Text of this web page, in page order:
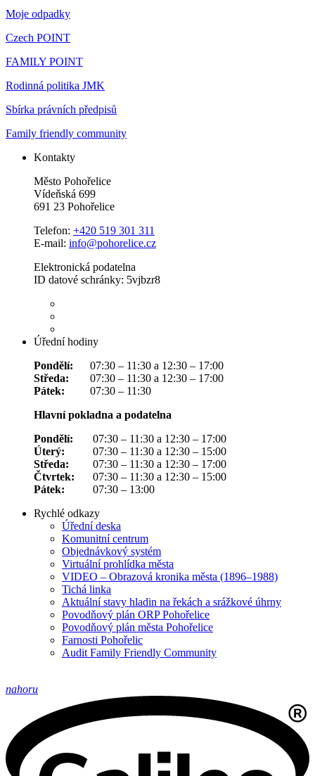
Moje odpadky
Czech POINT
FAMILY POINT
Rodinná politika JMK
Sbírka právních předpisů
Family friendly community
Kontakty
Město Pohořelice
Vídeňská 699
691 23 Pohořelice
Telefon: +420 519 301 311
E-mail: info@pohorelice.cz
Elektronická podatelna
ID datové schránky: 5vjbzr8
Úřední hodiny
Pondělí:
07:30 – 11:30 a 12:30 – 17:00
Středa:
07:30 – 11:30 a 12:30 – 17:00
Pátek:
07:30 – 11:30
Hlavní pokladna a podatelna
Pondělí:
07:30 – 11:30 a 12:30 – 17:00
Úterý:
07:30 – 11:30 a 12:30 – 15:00
Středa:
07:30 – 11:30 a 12:30 – 17:00
Čtvrtek:
07:30 – 11:30 a 12:30 – 15:00
Pátek:
07:30 – 13:00
Rychlé odkazy
Úřední deska
Komunitní centrum
Objednávkový systém
Virtuální prohlídka města
VIDEO – Obrazová kronika města (1896–1988)
Tichá linka
Aktuální stavy hladin na řekách a srážkové úhrny
Povodňový plán ORP Pohořelice
Povodňový plán města Pohořelice
Farnosti Pohořelic
Audit Family Friendly Community
nahoru